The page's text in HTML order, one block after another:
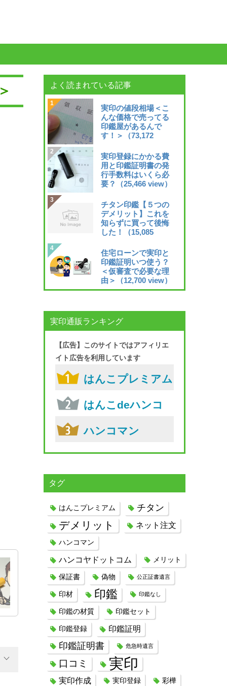
よく読まれている記事
実印の値段相場＜こ
んな価格で売ってる
印鑑屋があるんで
す！＞
（73,172
実印登録にかかる費
用と印鑑証明書の発
行手数料はいくら必
要？
（25,466 view）
チタン印鑑【５つの
デメリット】これを
知らずに買って後悔
した！
（15,085
住宅ローンで実印と
印鑑証明いつ使う？
＜仮審査で必要な理
由＞
（12,700 view）
実印通販ランキング
【広告】このサイトではアフィリエ
イト広告を利用しています
はんこプレミアム
はんこdeハンコ
ハンコマン
タグ
はんこプレミアム チタン
デメリット ネット注文
ハンコマン
ハンコヤドットコム メリット
保証書 偽物 公正証書遺言
印材 印鑑 印鑑なし
印鑑の材質 印鑑セット
印鑑登録 印鑑証明
印鑑証明書 危急時遺言
口コミ 実印
実印作成 実印登録 彩樺